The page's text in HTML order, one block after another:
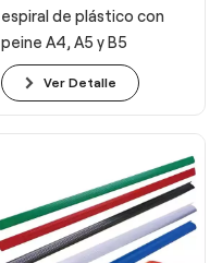
espiral de plástico con
peine A4, A5 y B5
Ver Detalle